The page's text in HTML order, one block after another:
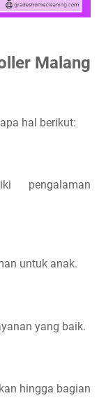
Malang
hal berikut:
pengalaman
untuk anak.
yang baik.
hingga bagian